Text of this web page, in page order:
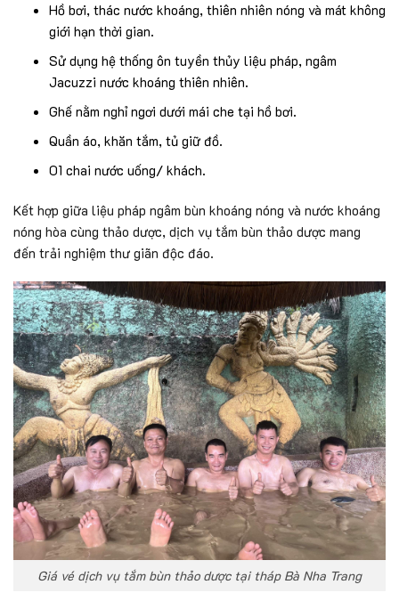
Hồ bơi, thác nước khoáng, thiên nhiên nóng và mát không
giới hạn thời gian.
Sử dụng hệ thống ôn tuyền thủy liệu pháp, ngâm
Jacuzzi nước khoáng thiên nhiên.
Ghế nằm nghỉ ngơi dưới mái che tại hồ bơi.
Quần áo, khăn tắm, tủ giữ đồ.
01 chai nước uống/ khách.
Kết hợp giữa liệu pháp ngâm bùn khoáng nóng và nước khoáng
nóng hòa cùng thảo dược, dịch vụ tắm bùn thảo dược mang
đến trải nghiệm thư giãn độc đáo.
Giá vé dịch vụ tắm bùn thảo dược tại tháp Bà Nha Trang